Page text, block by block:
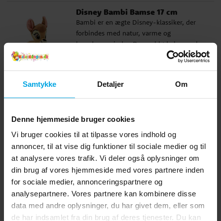
Samtykke Detaljer Om
Denne hjemmeside bruger cookies
Vi bruger cookies til at tilpasse vores indhold og
annoncer, til at vise dig funktioner til sociale medier og til
at analysere vores trafik. Vi deler også oplysninger om
din brug af vores hjemmeside med vores partnere inden
for sociale medier, annonceringspartnere og
analysepartnere. Vores partnere kan kombinere disse
data med andre oplysninger, du har givet dem, eller som
de har indsamlet fra din brug af deres tjenester. Du kan
nostalgiske følelser. En charmerende
bamse, der er nem at holde af. ✓ Officielt
licenseret Disney-bamse ✓ Højde: 17 cm
✓ Fremstillet af 100 % polyester
Disney Bambi Bamse 17 cm
Bambi er en ægte Disney-klassiker, der
forbindes med natur, varme og
barndomsminder. Denne bløde bamse har
et sødt udtryk, der gør den til en værdsat
ven til både leg og hvile. Den passer
eller til den, der gerne vil give noget med
klassisk Disney-følelse. En lille bamse
Disney-bamse ✓ Højde: 17 cm ✓
Fremstillet af 100 % polyester
Lignende produkter vi tror du vil
kunne lide